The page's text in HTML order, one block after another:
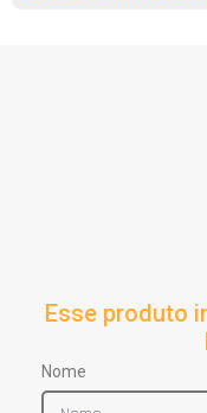
Esse produto
Nome